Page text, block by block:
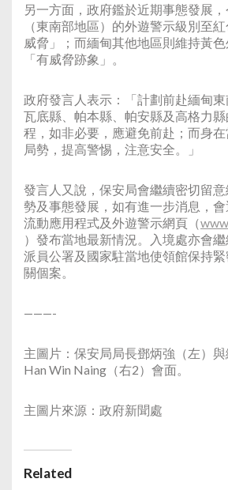
另一方面，政府鑑於近期事態發展
（東南部地區）的外遊警示級別至
威脅」；而緬甸其他地區則維持黃
「有威脅跡象」。
政府發言人表示：「計劃前赴緬甸
瓦底縣、帕本縣、帕安縣及高格力
程，如非必要，應避免前赴；而身
局勢，提高警惕，注意安全。」
發言人又說，保安局會繼續密切留
勢及事態發展，如有進一步消息，
流動應用程式及外遊警示網頁（
）發布當地最新情況。入境處亦會
派員公署及國家駐當地使領館保持
關個案。
———-
主圖片：保安局局長鄧炳強（左）
Han Win Naing（右2）會面。
主圖片來源：政府新聞處
Related